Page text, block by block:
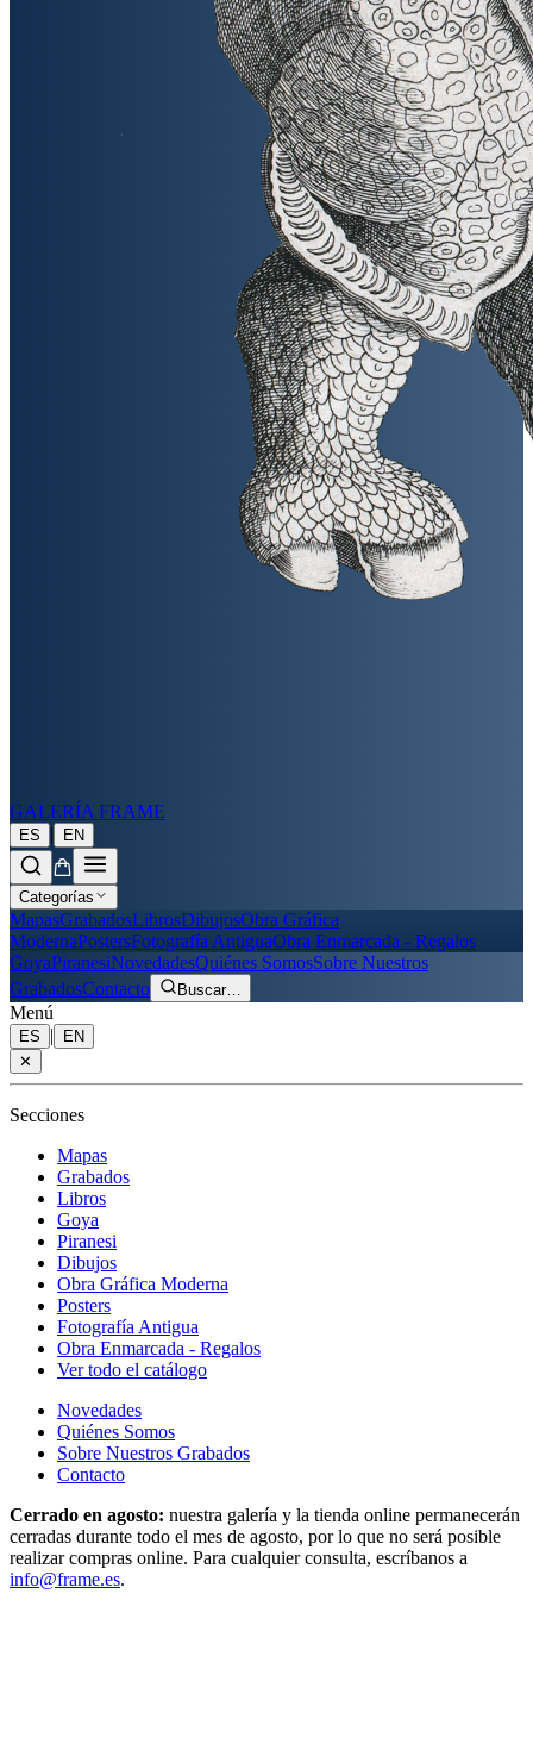
GALERÍA FRAME
ES | EN
Categorías
MapasGrabadosLibrosDibujosObra Gráfica
ModernaPostersFotografía AntiguaObra Enmarcada - Regalos
GoyaPiranesiNovedadesQuiénes SomosSobre Nuestros
GrabadosContacto Buscar…
Menú
ES |
EN
✕
Secciones
Mapas
Grabados
Libros
Goya
Piranesi
Dibujos
Obra Gráfica Moderna
Posters
Fotografía Antigua
Obra Enmarcada - Regalos
Ver todo el catálogo
Novedades
Quiénes Somos
Sobre Nuestros Grabados
Contacto
Cerrado en agosto: nuestra galería y la tienda online permanecerán
cerradas durante todo el mes de agosto, por lo que no será posible
realizar compras online. Para cualquier consulta, escríbanos a
info@frame.es.